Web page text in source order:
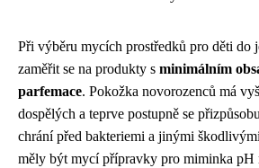
Při výběru mycích prostředků pro děti do
zaměřit se na produkty s minimálním
parfemace. Pokožka novorozenců má
dospělých a teprve postupně se
chrání před bakteriemi a jinými
měly být mycí přípravky pro miminka pH